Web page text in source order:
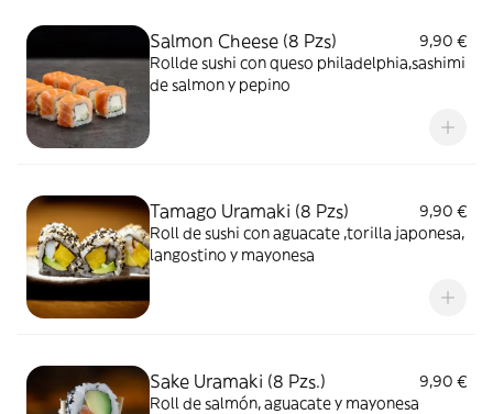
Salmon Cheese (8 Pzs)
9,90 €
Rollde sushi con queso philadelphia,sashimi
de salmon y pepino
Tamago Uramaki (8 Pzs)
9,90 €
Roll de sushi con aguacate ,torilla japonesa,
langostino y mayonesa
Sake Uramaki (8 Pzs.)
9,90 €
Roll de salmón, aguacate y mayonesa